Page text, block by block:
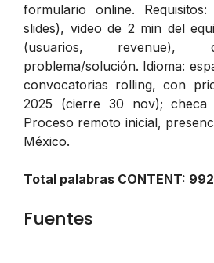
formulario online.
slides), video de 2 min del
(usuarios, revenue),
problema/solución. Idioma:
convocatorias rolling, con
2025 (cierre 30 nov); checa
Proceso remoto inicial,
México.
Total palabras CONTENT: 992
Fuentes